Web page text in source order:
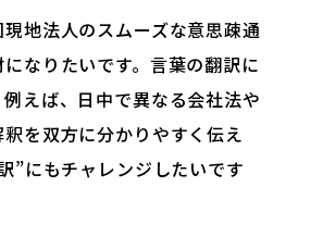
地法人のスムーズな意思疎通
なりたいです。言葉の翻訳に
例えば、日中で異なる会社法や
を双方に分かりやすく伝え
”にもチャレンジしたいです